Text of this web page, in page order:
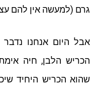
גרם (למעשה אין להם
אבל היום אנחנו
הכריש הלבן, חיה
שהוא הכריש היחיד